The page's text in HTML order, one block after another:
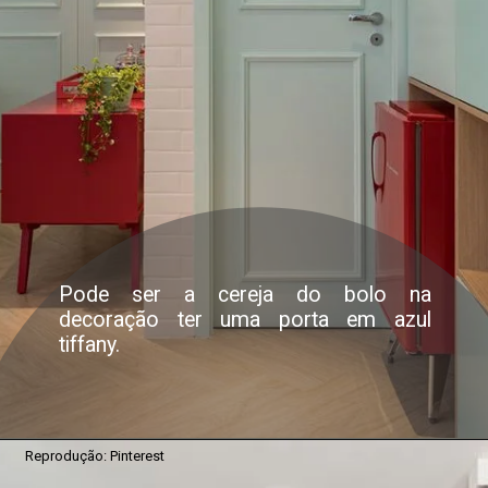
Pode ser a cereja do bolo na
decoração ter uma porta em azul
tiffany.
Reprodução: Pinterest